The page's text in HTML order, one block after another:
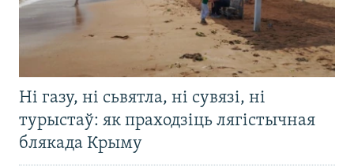
Ні газу, ні сьвятла, ні сувязі, ні
турыстаў: як праходзіць лягістычная
блякада Крыму